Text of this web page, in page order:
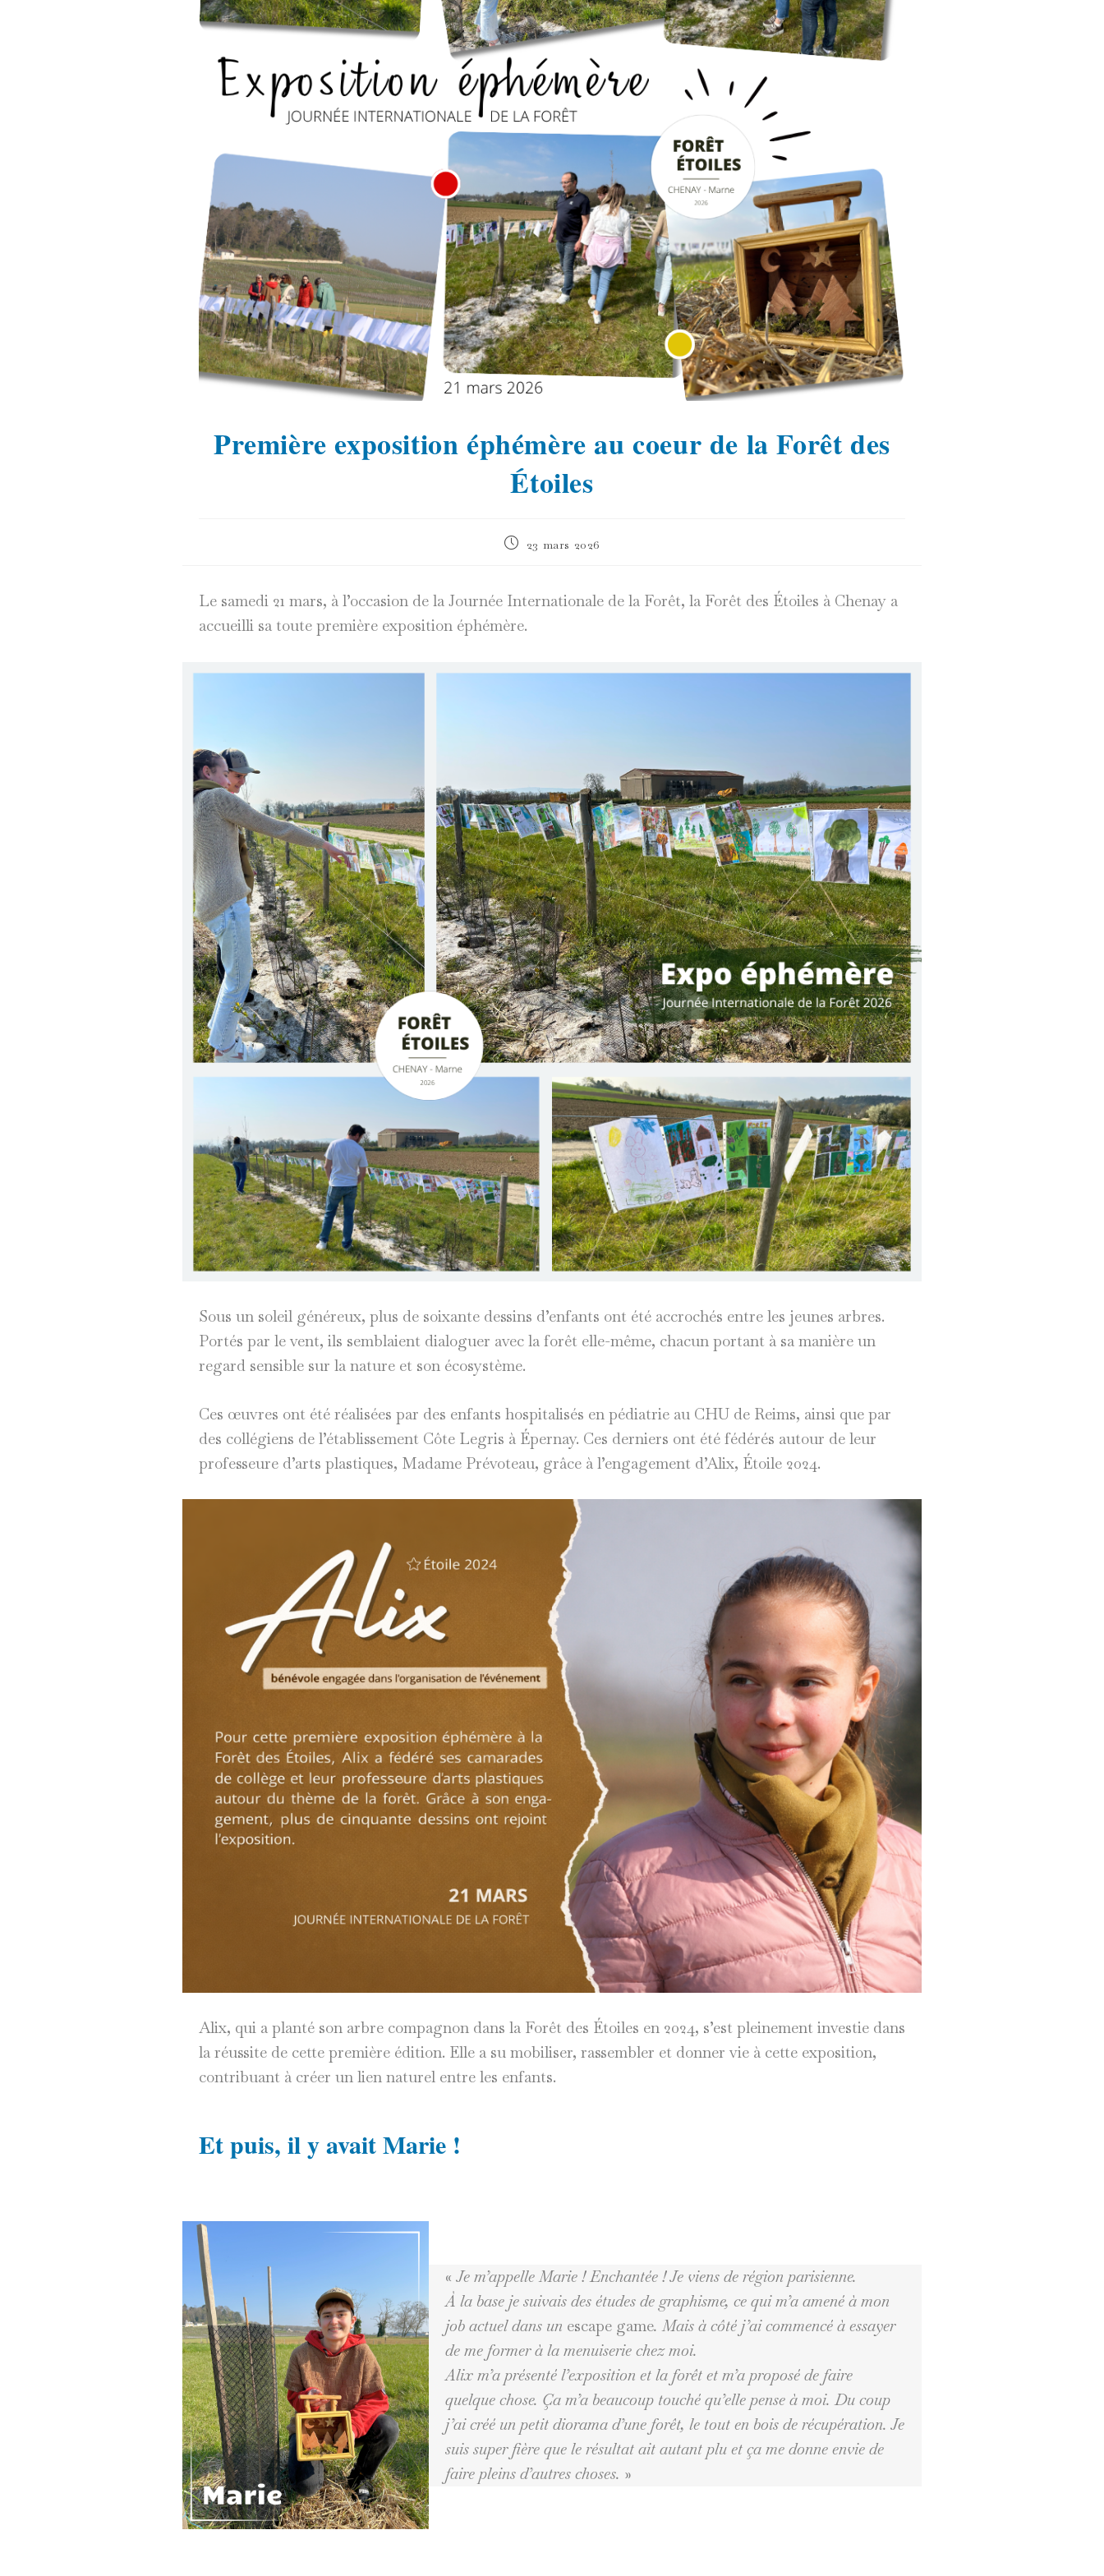
Première exposition éphémère au coeur de la Forêt des
Étoiles
Publication
23 mars 2026
Le samedi 21 mars, à l’occasion de la Journée Internationale de la Forêt, la Forêt des Étoiles à Chenay a
accueilli sa toute première exposition éphémère.
Sous un soleil généreux, plus de soixante dessins d’enfants ont été accrochés entre les jeunes arbres.
Portés par le vent, ils semblaient dialoguer avec la forêt elle-même, chacun portant à sa manière un
regard sensible sur la nature et son écosystème.
Ces œuvres ont été réalisées par des enfants hospitalisés en pédiatrie au CHU de Reims, ainsi que par
des collégiens de l’établissement Côte Legris à Épernay. Ces derniers ont été fédérés autour de leur
professeure d’arts plastiques, Madame Prévoteau, grâce à l’engagement d’Alix, Étoile 2024.
Alix, qui a planté son arbre compagnon dans la Forêt des Étoiles en 2024, s’est pleinement investie dans
la réussite de cette première édition. Elle a su mobiliser, rassembler et donner vie à cette exposition,
contribuant à créer un lien naturel entre les enfants.
Et puis, il y avait Marie !
«Je m’appelle Marie ! Enchantée ! Je viens de région parisienne.
À la base je suivais des études de graphisme, ce qui m’a amené à mon
job actuel dans un escape game. Mais à côté j’ai commencé à essayer
de me former à la menuiserie chez moi.
Alix m’a présenté l’exposition et la forêt et m’a proposé de faire
quelque chose. Ça m’a beaucoup touché qu’elle pense à moi. Du coup
j’ai créé un petit diorama d’une forêt, le tout en bois de récupération. Je
suis super fière que le résultat ait autant plu et ça me donne envie de
faire pleins d’autres choses. »